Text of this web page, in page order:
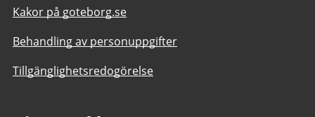
Kakor på goteborg.se
Behandling av personuppgifter
Tillgänglighetsredogörelse